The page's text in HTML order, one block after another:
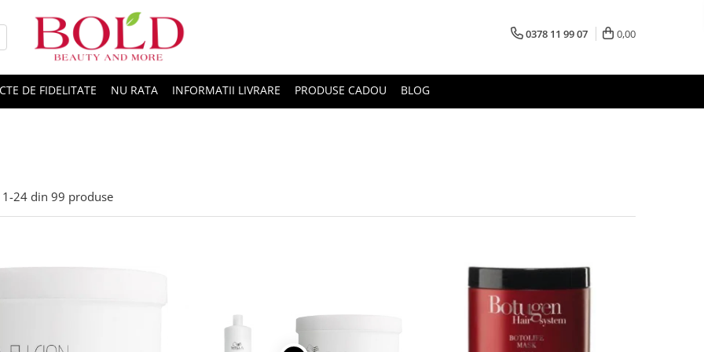
0378 11 99 07 0,00
DE FIDELITATE NU RATA INFORMATII LIVRARE PRODUSE CADOU BLOG
1-24 din 99 produse